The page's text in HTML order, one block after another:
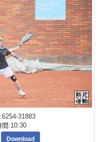
31883
間:10:30
Download